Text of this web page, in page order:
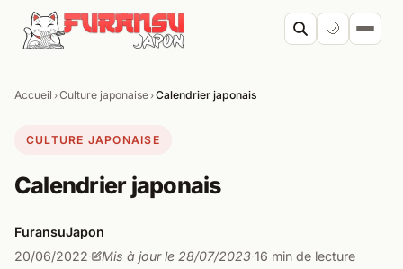
Aller au contenu
🌙
Accueil ›Culture japonaise›Calendrier japonais
CULTURE JAPONAISE
Calendrier japonais
FuransuJapon
20/06/2022· Mis à jour le 28/07/2023·16 min de lecture